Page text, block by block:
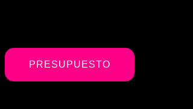
PRESUPUESTO